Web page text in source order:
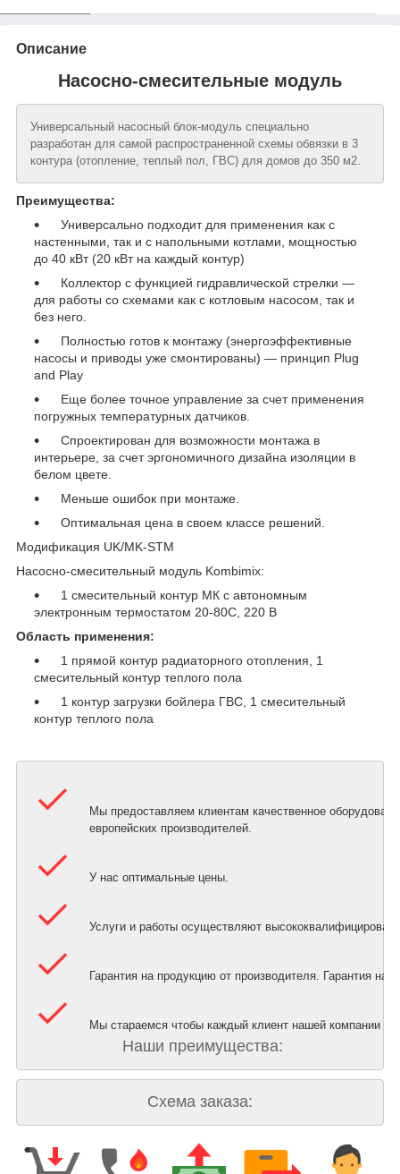
Описание
Насосно-смесительные модуль
Универсальный насосный блок-модуль специально
разработан для самой распространенной схемы обвязки в 3
контура (отопление, теплый пол, ГВС) для домов до 350 м2.
Преимущества:
Универсально подходит для применения как с
настенными, так и с напольными котлами, мощностью
до 40 кВт (20 кВт на каждый контур)
Коллектор с функцией гидравлической стрелки —
для работы со схемами как с котловым насосом, так и
без него.
Полностью готов к монтажу (энергоэффективные
насосы и приводы уже смонтированы) — принцип Plug
and Play
Еще более точное управление за счет применения
погружных температурных датчиков.
Спроектирован для возможности монтажа в
интерьере, за счет эргономичного дизайна изоляции в
белом цвете.
Меньше ошибок при монтаже.
Оптимальная цена в своем классе решений.
Модификация UK/MK-STM
Насосно-смесительный модуль Kombimix:
1 смесительный контур МК с автономным
электронным термостатом 20-80С, 220 В
Область применения:
1 прямой контур радиаторного отопления, 1
смесительный контур теплого пола
1 контур загрузки бойлера ГВС, 1 смесительный
контур теплого пола
Мы предоставляем клиентам качественное
европейских производителей.
У нас оптимальные цены.
Услуги и работы осуществляют
Гарантия на продукцию от производителя. Гарантия на
Мы стараемся чтобы каждый клиент нашей компании
Наши преимущества:
Схема заказа: